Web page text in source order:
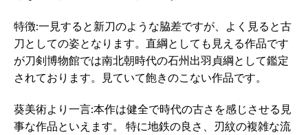
特徴:一見すると新刀のような脇差ですが、よく見ると古
刀としての姿となります。直綱としても見える作品です
が刀剣博物館では南北朝時代の石州出羽貞綱として鑑定
されております。見ていて飽きのこない作品です。
葵美術より一言:本作は健全で時代の古さを感じさせる見
事な作品といえます。 特に地鉄の良さ、刃紋の複雑な流